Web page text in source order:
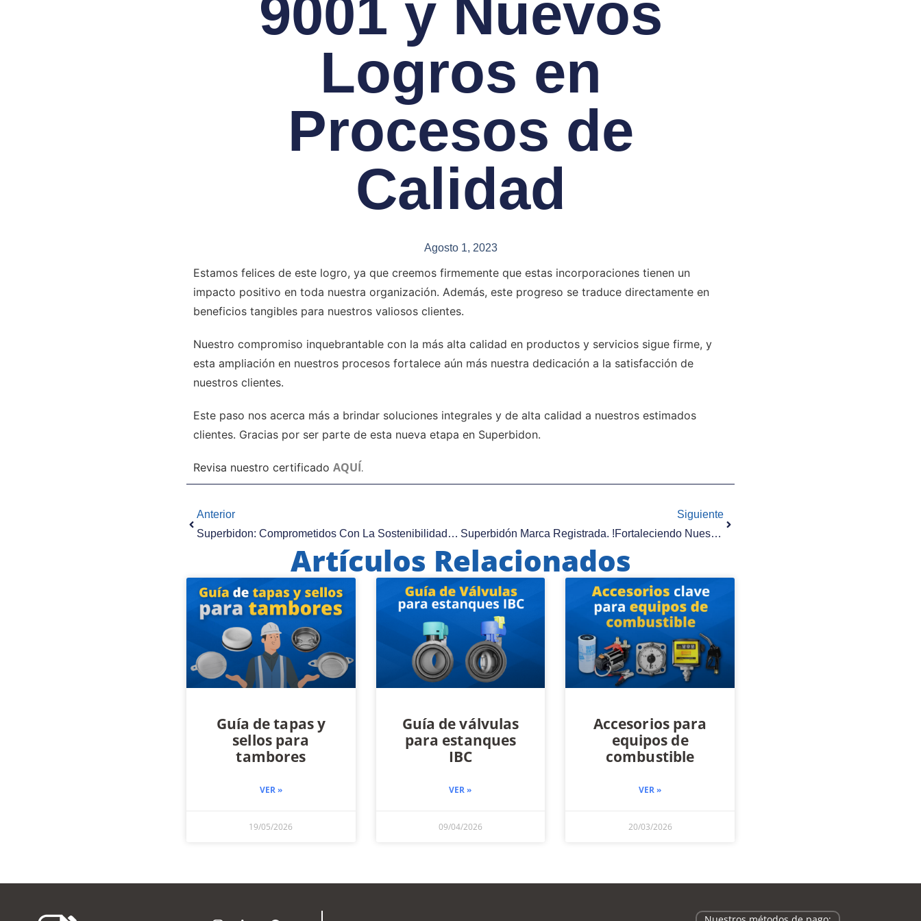
9001 y Nuevos
Logros en
Procesos de
Calidad
Agosto 1, 2023
Estamos felices de este logro, ya que creemos firmemente que estas incorporaciones tienen un
impacto positivo en toda nuestra organización. Además, este progreso se traduce directamente en
beneficios tangibles para nuestros valiosos clientes.
Nuestro compromiso inquebrantable con la más alta calidad en productos y servicios sigue firme, y
esta ampliación en nuestros procesos fortalece aún más nuestra dedicación a la satisfacción de
nuestros clientes.
Este paso nos acerca más a brindar soluciones integrales y de alta calidad a nuestros estimados
clientes. Gracias por ser parte de esta nueva etapa en Superbidon.
Revisa nuestro certificado AQUÍ.
Anterior
Superbidon: Comprometidos Con La Sostenibilidad Y La Calidad
Siguiente
Superbidón Marca Registrada. !Fortaleciendo Nuestro Crecimiento Y Posición En El Mercado!
Artículos Relacionados
Guía de tapas y
sellos para
tambores
VER »
19/05/2026
Guía de válvulas
para estanques
IBC
VER »
09/04/2026
Accesorios para
equipos de
combustible
VER »
20/03/2026